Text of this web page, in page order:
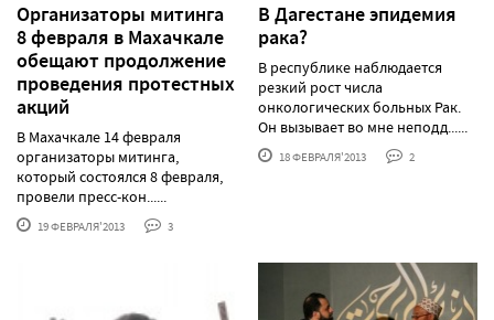
Организаторы митинга
8 февраля в Махачкале
обещают продолжение
проведения протестных
акций
В Махачкале 14 февраля
организаторы митинга,
который состоялся 8 февраля,
провели пресс-кон......
19 ФЕВРАЛЯ'2013 3
В Дагестане эпидемия
рака?
В республике наблюдается
резкий рост числа
онкологических больных Рак.
Он вызывает во мне неподд......
18 ФЕВРАЛЯ'2013 2